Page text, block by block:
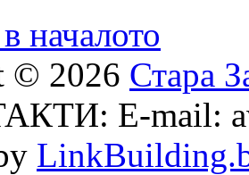
началото
© 2026 Стара
E-mail: